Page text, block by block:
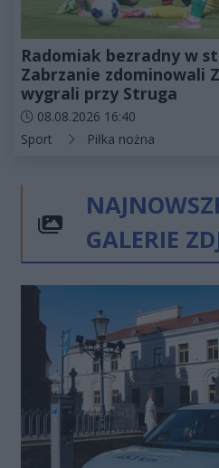
Radomiak bezradny w
Zabrzanie zdominowali
wygrali przy Struga
Data dodania artykułu:
08.08.2026 16:40
Kategorie artykułu:
Sport Piłka nożna
GALERIE